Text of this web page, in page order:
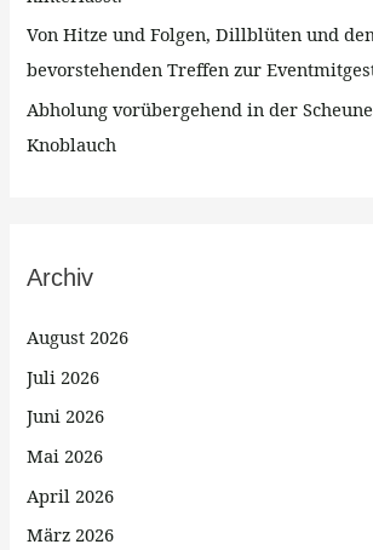
Von Hitze und Folgen, Dillblüten und
bevorstehenden Treffen zur
Abholung vorübergehend in der
Knoblauch
Archiv
August 2026
Juli 2026
Juni 2026
Mai 2026
April 2026
März 2026